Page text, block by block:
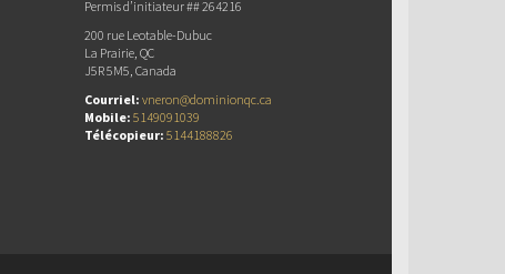
Permis d’initiateur ## 264216
200 rue Leotable-Dubuc
La Prairie, QC
J5R 5M5, Canada
Courriel: vneron@dominionqc.ca
Mobile: 5149091039
Télécopieur: 5144188826